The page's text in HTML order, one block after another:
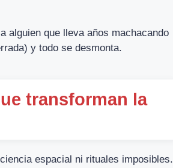
alguien que lleva años machacando
y todo se desmonta.
transforman la
espacial ni rituales imposibles.